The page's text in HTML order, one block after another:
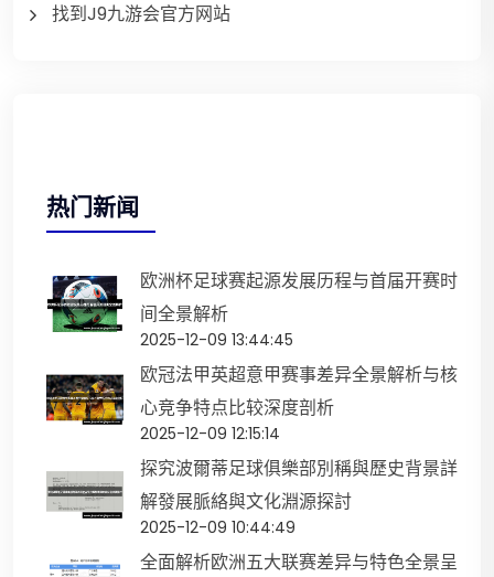
找到J9九游会官方网站
热门新闻
欧洲杯足球赛起源发展历程与首届开赛时
间全景解析
2025-12-09 13:44:45
欧冠法甲英超意甲赛事差异全景解析与核
心竞争特点比较深度剖析
2025-12-09 12:15:14
探究波爾蒂足球俱樂部別稱與歷史背景詳
解發展脈絡與文化淵源探討
2025-12-09 10:44:49
全面解析欧洲五大联赛差异与特色全景呈